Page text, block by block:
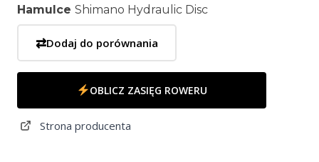
Hamulce Shimano Hydraulic Disc
⇄Dodaj do porównania
OBLICZ ZASIĘG ROWERU
Strona producenta